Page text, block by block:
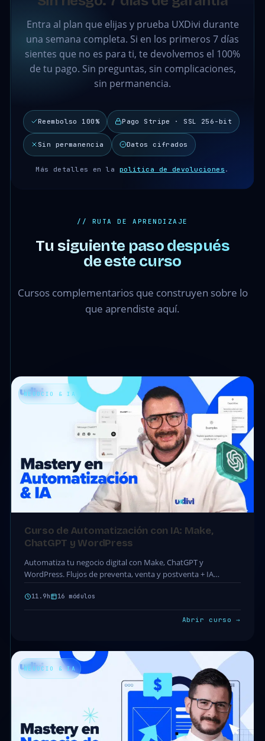
Entra al plan que elijas y prueba UXDivi durante
una semana completa. Si en los primeros 7 días
sientes que no es para ti, te devolvemos el 100%
de tu pago. Sin preguntas, sin complicaciones,
sin permanencia.
Reembolso 100% Pago Stripe · SSL 256-bit
Sin permanencia Datos cifrados
Más detalles en la política de devoluciones .
// RUTA DE APRENDIZAJE
Tu siguiente paso después
de este curso
Cursos complementarios que construyen sobre lo
que aprendiste aquí.
NEGOCIO & IA
Curso de Automatización con IA: Make,
ChatGPT y WordPress
Automatiza tu negocio digital con Make, ChatGPT y
WordPress. Flujos de preventa, venta y postventa + IA
aplicada. 16 módulos · 83 clases.
11.9h 16 módulos
Abrir curso →
NEGOCIO & IA